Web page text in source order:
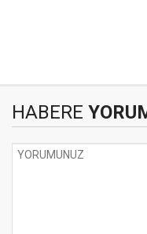
HABERE